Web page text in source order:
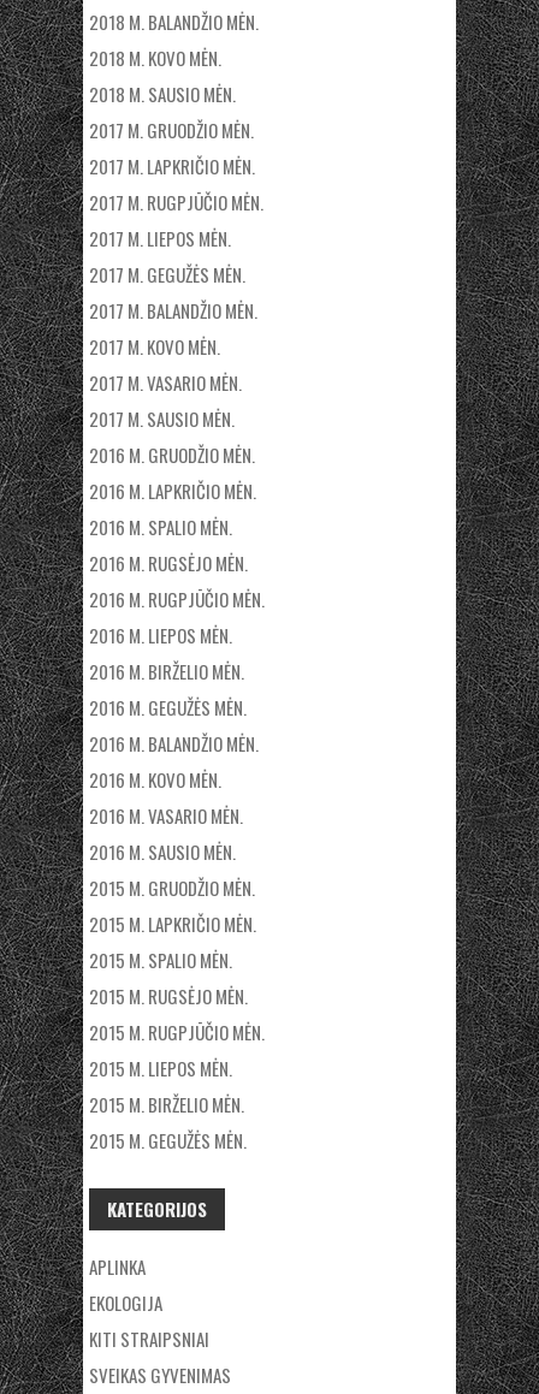
2018 M. BALANDŽIO MĖN.
2018 M. KOVO MĖN.
2018 M. SAUSIO MĖN.
2017 M. GRUODŽIO MĖN.
2017 M. LAPKRIČIO MĖN.
2017 M. RUGPJŪČIO MĖN.
2017 M. LIEPOS MĖN.
2017 M. GEGUŽĖS MĖN.
2017 M. BALANDŽIO MĖN.
2017 M. KOVO MĖN.
2017 M. VASARIO MĖN.
2017 M. SAUSIO MĖN.
2016 M. GRUODŽIO MĖN.
2016 M. LAPKRIČIO MĖN.
2016 M. SPALIO MĖN.
2016 M. RUGSĖJO MĖN.
2016 M. RUGPJŪČIO MĖN.
2016 M. LIEPOS MĖN.
2016 M. BIRŽELIO MĖN.
2016 M. GEGUŽĖS MĖN.
2016 M. BALANDŽIO MĖN.
2016 M. KOVO MĖN.
2016 M. VASARIO MĖN.
2016 M. SAUSIO MĖN.
2015 M. GRUODŽIO MĖN.
2015 M. LAPKRIČIO MĖN.
2015 M. SPALIO MĖN.
2015 M. RUGSĖJO MĖN.
2015 M. RUGPJŪČIO MĖN.
2015 M. LIEPOS MĖN.
2015 M. BIRŽELIO MĖN.
2015 M. GEGUŽĖS MĖN.
KATEGORIJOS
APLINKA
EKOLOGIJA
KITI STRAIPSNIAI
SVEIKAS GYVENIMAS